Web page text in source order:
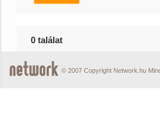
0 találat
© 2007 Copyright Network.hu